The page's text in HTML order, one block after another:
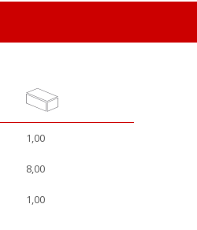
1,00
8,00
1,00